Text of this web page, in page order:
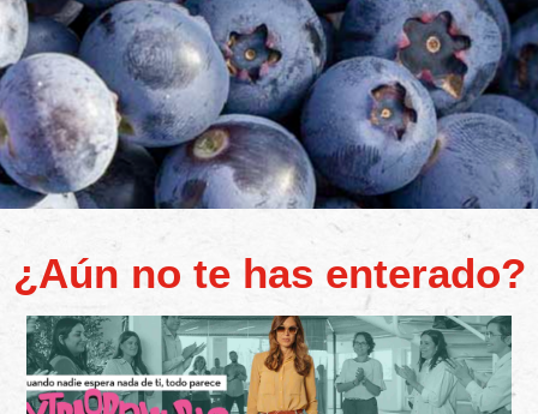
¿Aún no te has enterado?